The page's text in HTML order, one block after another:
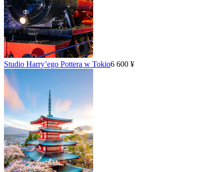
Studio Harry’ego Pottera w Tokio6 600 ¥